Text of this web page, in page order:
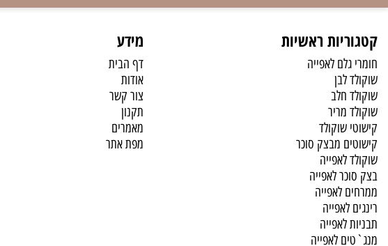
ראשיות
לאפייה
חלב
מריר
שוקולד
מבצק סוכר
לאפייה
לאפייה
לאפייה
דף הבית
צור קשר
מאמרים